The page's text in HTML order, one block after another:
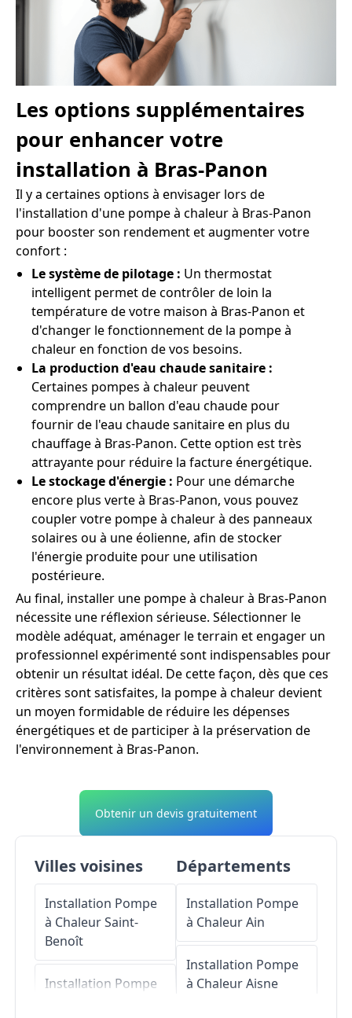
Les options supplémentaires
pour enhancer votre
installation à Bras-Panon
Il y a certaines options à envisager lors de
l'installation d'une pompe à chaleur à Bras-Panon
pour booster son rendement et augmenter votre
confort :
Le système de pilotage : Un thermostat
intelligent permet de contrôler de loin la
température de votre maison à Bras-Panon et
d'changer le fonctionnement de la pompe à
chaleur en fonction de vos besoins.
La production d'eau chaude sanitaire :
Certaines pompes à chaleur peuvent
comprendre un ballon d'eau chaude pour
fournir de l'eau chaude sanitaire en plus du
chauffage à Bras-Panon. Cette option est très
attrayante pour réduire la facture énergétique.
Le stockage d'énergie : Pour une démarche
encore plus verte à Bras-Panon, vous pouvez
coupler votre pompe à chaleur à des panneaux
solaires ou à une éolienne, afin de stocker
l'énergie produite pour une utilisation
postérieure.
Au final, installer une pompe à chaleur à Bras-Panon
nécessite une réflexion sérieuse. Sélectionner le
modèle adéquat, aménager le terrain et engager un
professionnel expérimenté sont indispensables pour
obtenir un résultat idéal. De cette façon, dès que ces
critères sont satisfaites, la pompe à chaleur devient
un moyen formidable de réduire les dépenses
énergétiques et de participer à la préservation de
l'environnement à Bras-Panon.
Obtenir un devis gratuitement
Villes voisines
Installation Pompe
à ChaleurSaint-
Benoît
Installation Pompe
Départements
Installation Pompe
à ChaleurAin
Installation Pompe
à ChaleurAisne